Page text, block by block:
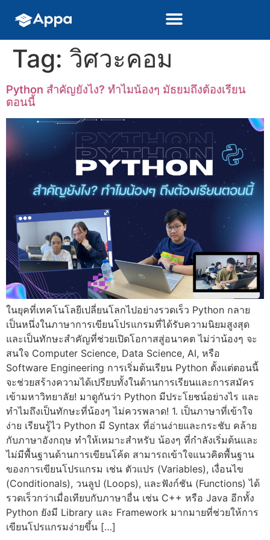
Tag: วิศวะคอม
Python สำคัญยังไง? ทำไมน้องๆ มัธยมถึงต้องเรียน
ตอนนี้
ในยุคที่เทคโนโลยีเปลี่ยนโลกไปอย่างรวดเร็ว Python กลาย
เป็นหนึ่งในภาษาการเขียนโปรแกรมที่ได้รับความนิยมสูงสุด
และเป็นทักษะสำคัญที่ช่วยเปิดโอกาสสู่อนาคต ไม่ว่าน้องๆ จะ
สนใจ Computer Science, Data Science, AI, หรือ
Software Engineering การเริ่มต้นเรียน Python ตั้งแต่ตอนนี้
จะช่วยสร้างความได้เปรียบทั้งในด้านการเรียนและการสมัคร
เข้ามหาวิทยาลัย! มาดูกันว่า Python มีประโยชน์อย่างไร และ
ทำไมถึงเป็นทักษะที่น้องๆ ไม่ควรพลาด! 1. เป็นภาษาที่เข้าใจ
ง่าย เรียนรู้ไว Python มี Syntax ที่อ่านง่ายและกระชับ คล้าย
กับภาษาอังกฤษ ทำให้เหมาะสำหรับ น้องๆ ที่กำลังเริ่มต้นและ
ไม่มีพื้นฐานด้านการเขียนโค้ด สามารถเข้าใจแนวคิดพื้นฐาน
ของการเขียนโปรแกรม เช่น ตัวแปร (Variables), เงื่อนไข
(Conditionals), วนลูป (Loops), และฟังก์ชัน (Functions) ได้
รวดเร็วกว่าเมื่อเทียบกับภาษาอื่น เช่น C++ หรือ Java อีกทั้ง
Python ยังมี Library และ Framework มากมายที่ช่วยให้การ
เขียนโปรแกรมง่ายขึ้น […]